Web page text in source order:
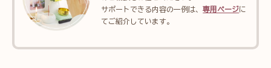
サポートできる内容の一例は、専用ページに
てご紹介しています。